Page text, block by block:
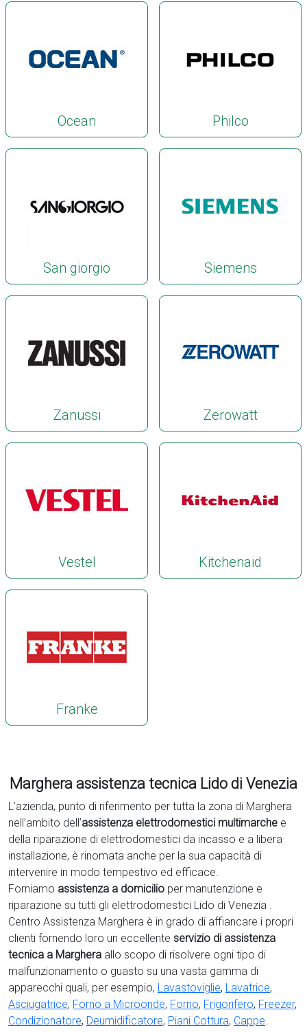
Ocean Philco
San giorgio Siemens
Zanussi Zerowatt
Vestel Kitchenaid
Franke
Marghera assistenza tecnica Lido di Venezia
L’azienda, punto di riferimento per tutta la zona di Marghera
nell’ambito dell’assistenza elettrodomestici multimarche e
della riparazione di elettrodomestici da incasso e a libera
installazione, è rinomata anche per la sua capacità di
intervenire in modo tempestivo ed efficace.
Forniamo assistenza a domicilio per manutenzione e
riparazione su tutti gli elettrodomestici Lido di Venezia .
Centro Assistenza Marghera è in grado di affiancare i propri
clienti fornendo loro un eccellente servizio di assistenza
tecnica a Marghera allo scopo di risolvere ogni tipo di
malfunzionamento o guasto su una vasta gamma di
apparecchi quali, per esempio, Lavastoviglie, Lavatrice,
Asciugatrice, Forno a Microonde, Forno, Frigorifero, Freezer,
Condizionatore, Deumidificatore, Piani Cottura, Cappe.